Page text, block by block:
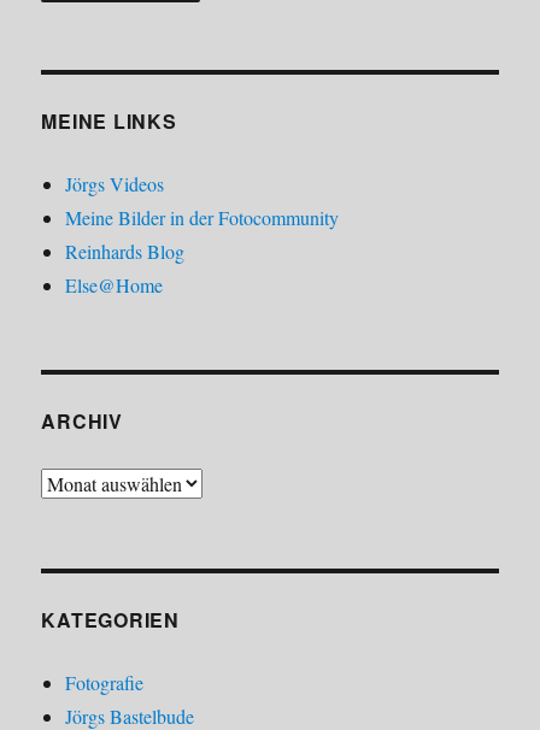
MEINE LINKS
Jörgs Videos
Meine Bilder in der Fotocommunity
Reinhards Blog
Else@Home
ARCHIV
Archiv
KATEGORIEN
Fotografie
Jörgs Bastelbude